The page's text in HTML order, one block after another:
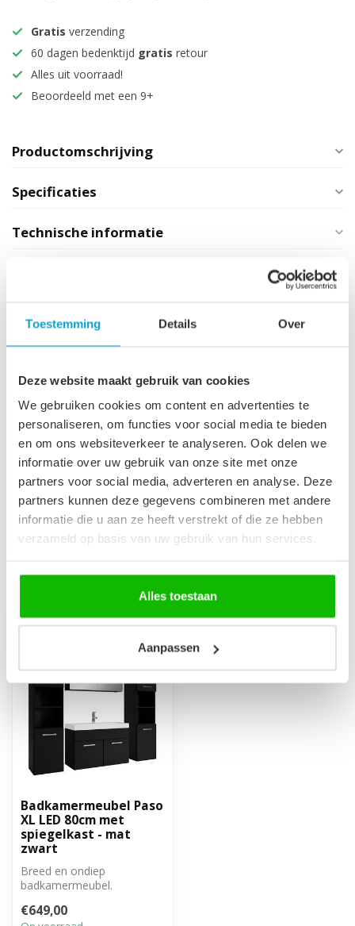
Toestemming Details Over
Deze website maakt gebruik van cookies
We gebruiken cookies om content en advertenties te
personaliseren, om functies voor social media te bieden
en om ons websiteverkeer te analyseren. Ook delen we
informatie over uw gebruik van onze site met onze
partners voor social media, adverteren en analyse. Deze
partners kunnen deze gegevens combineren met andere
informatie die u aan ze heeft verstrekt of die ze hebben
verzameld op basis van uw gebruik van hun services.
Alles toestaan
Aanpassen
Gratis verzending
60 dagen bedenktijd gratis retour
Alles uit voorraad!
Beoordeeld met een 9+
Productomschrijving
Specificaties
Technische informatie
Afvoerplug groot - mat
zwart - met overloop
Op voorraad
€29,95
Badkamerkast Paso 35 x 35
x 160 cm - mat zwart
Op voorraad
Wastafelkraan Ames - zwart
Niet op voorraad
€89,95
Recent bekeken
Badkamermeubel Paso
XL LED 80cm met
spiegelkast - mat
zwart
Breed en ondiep
badkamermeubel.
badkamermeubel,
€649,00